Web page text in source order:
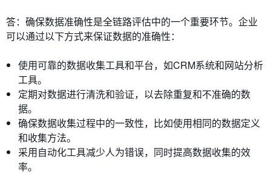
答：确保数据准确性是全链路评估中的一个重要环节。企业
可以通过以下方式来保证数据的准确性：
使用可靠的数据收集工具和平台，如CRM系统和网站分析
工具。
定期对数据进行清洗和验证，以去除重复和不准确的数
据。
确保数据收集过程中的一致性，比如使用相同的数据定义
和收集方法。
采用自动化工具减少人为错误，同时提高数据收集的效
率。